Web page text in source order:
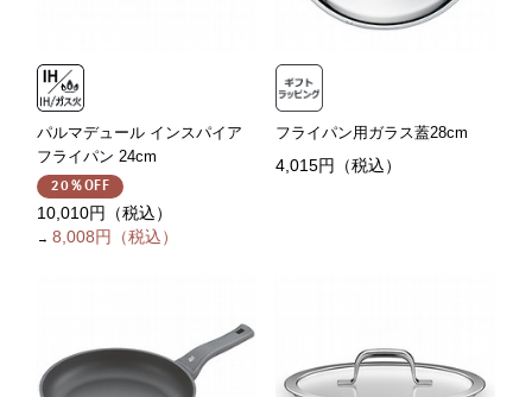
パルマデュール インスパイア
フライパン 24cm
20％OFF
10,010円（税込）
→8,008円（税込）
フライパン用ガラス蓋28cm
4,015円（税込）